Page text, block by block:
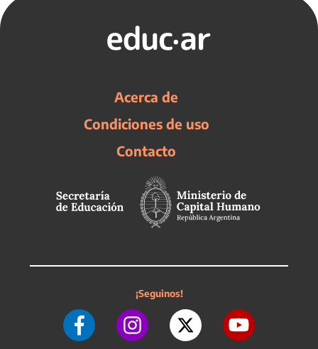
Acerca de
Condiciones de uso
Contacto
¡Seguinos!